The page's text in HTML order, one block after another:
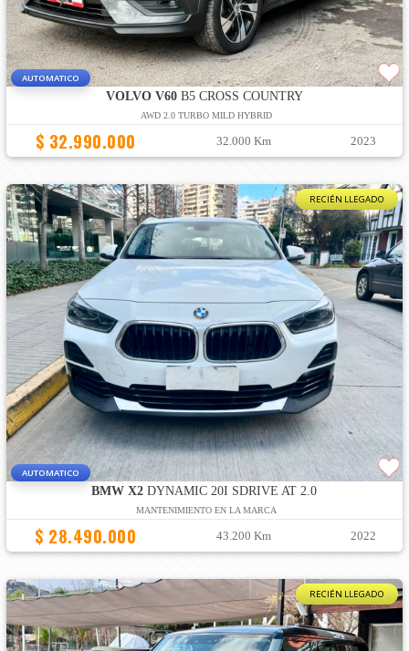
AUTOMATICO
VOLVO V60B5 CROSS COUNTRY
AWD 2.0 TURBO MILD HYBRID
$ 32.990.000 32.000 Km 2023
RECIÉN LLEGADO
AUTOMATICO
BMW X2 DYNAMIC 20I SDRIVE AT 2.0
MANTENIMIENTO EN LA MARCA
$ 28.490.000 43.200 Km 2022
RECIÉN LLEGADO